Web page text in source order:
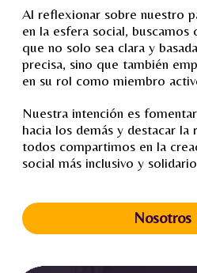
Al reflexionar sobre nuestro
en la esfera social, buscamos
que no solo sea clara y
precisa, sino que también
en su rol como miembro
Nuestra intención es
hacia los demás y destacar la
todos compartimos en la
social más inclusivo y
Nosotros